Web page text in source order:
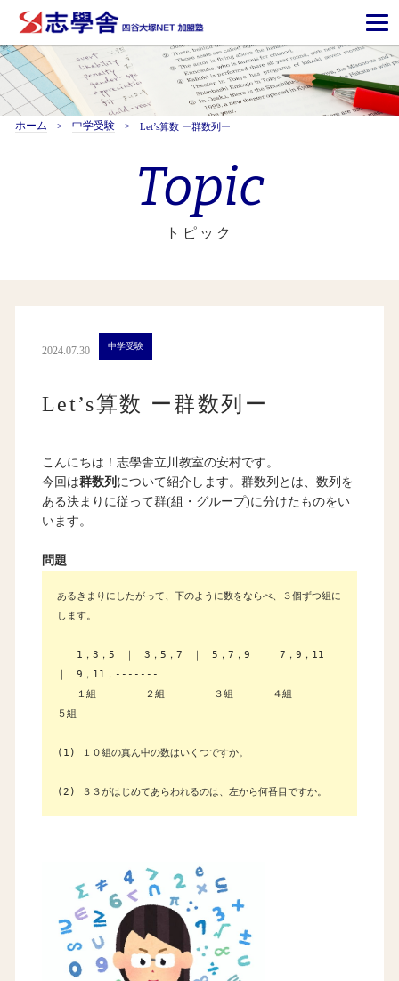
ホーム 中学受験 Let’s算数 ー群数列ー
Topic
トピック
2024.07.30 中学受験
Let’s算数 ー群数列ー
こんにちは！志學舎立川教室の安村です。
今回は群数列 について紹介します。群数列とは、数列を
ある決まりに従って群(組・グループ)に分けたものをい
います。
問題
あるきまりにしたがって、下のように数をならべ、３個ずつ組に
します。
1，3，5 ｜ 3，5，7 ｜ 5，7，9 ｜ 7，9，11
｜ 9，11，-------
１組 ２組 ３組 ４組
５組
(1) １０組の真ん中の数はいくつですか。
(2) ３３がはじめてあらわれるのは、左から何番目ですか。